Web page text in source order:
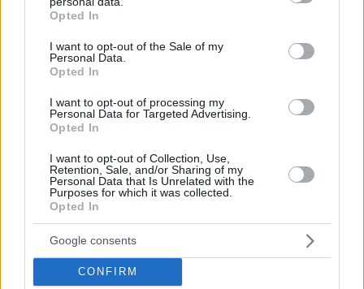
grant or deny consent to Google and its third-party tags to
use your data for below specified purposes in below Google
consent section.
Opted In
I want to opt-out of the Sale of my
Personal Data.
Opted In
I want to opt-out of processing my
Personal Data for Targeted Advertising.
Opted In
I want to opt-out of Collection, Use,
Retention, Sale, and/or Sharing of my
Personal Data that Is Unrelated with the
Purposes for which it was collected.
Opted In
Google consents
CONFIRM
μιλήσει να κατσλάβει;.Αυριο είναι τετάρτη,την πέμπτη
είναι μια κανονική μέρα.Ξεχνιούνται όλα;Μάλλον ναί.
ΑΠΑΝΤΗΣΗ
Καρεκλοκένταυροι των ανύπαρκτων υππυργείων
13.05.2026, 00:03
Δεν ντρέπονται όλοι αυτοί οι άχρηστοι να
εμφανίζονται στο σχολείο μετά από τέτοια τραγωδία
? Πού είναι οι απαραίτητοι ψυχολόγοι, μόνιμα και
εντός του σχολείου, παρόντες και ενεργοί
καθημερινά ? Το έχω ξαναγράψει: οι νέοι θα
εξεγερθούν διότι δεν έχουν τίποτα να χάσουν και η
δικαιολογημένη οργή τους θα πέσει επί δικαίωμ και
αδίκων. Αλλά τότε θα είναι αργά για όλους μας...
ΑΠΑΝΤΗΣΗ